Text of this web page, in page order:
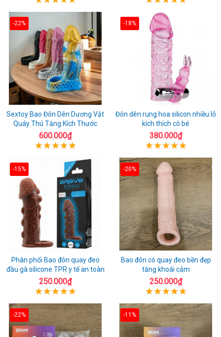
-22%
Sextoy Bao Đôn Dên Dương Vật
Quáy Thú Tăng Kích Thước
600.000₫
-18%
Đôn dên rung hoa silicon nhiều lỗ
kích thích cô bé
380.000₫
-15%
Phân phối Bao đôn quay đeo
đầu gà silicone TPR y tế an toàn
250.000₫
-20%
Bao đôn có quay đeo bền đẹp
tăng khoái cảm
250.000₫
-22% -11%